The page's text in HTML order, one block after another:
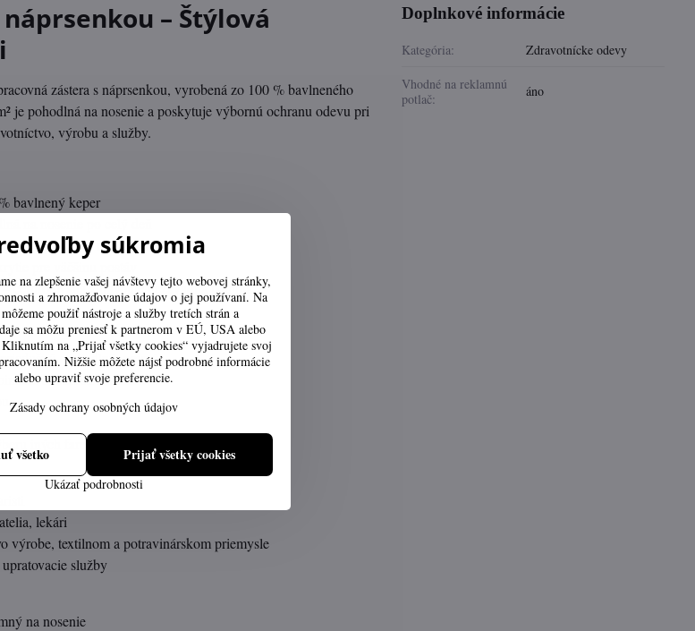
náprsenkou – Štýlová
zástera s náprsenkou, vyrobená zo 100 % bavlneného
je pohodlná na nosenie a poskytuje výbornú ochranu odevu pri
výrobu a služby.
bavlnený keper
na nosenie po celý deň
optimálnu ochranu odevu
pre väčšinu postáv
zdravotne nezávadná tkanina
pohodlný, pevný)
odolnosti a komfortu
iných farebných variantov)
lekári
výrobe, textilnom a potravinárskom priemysle
služby
na nosenie
Doplnkové informácie
Kategória:
Zdravotnícke odevy
Vhodné na reklamnú
potlač:
áno
súkromia
na zlepšenie vašej návštevy tejto webovej stránky,
a zhromažďovanie údajov o jej používaní. Na
použiť nástroje a služby tretích strán a
sa môžu preniesť k partnerom v EÚ, USA alebo
na „Prijať všetky cookies“ vyjadrujete svoj
Nižšie môžete nájsť podrobné informácie
alebo upraviť svoje preferencie.
Zásady ochrany osobných údajov
Ukázať podrobnosti
Prijať všetky cookies
všetko